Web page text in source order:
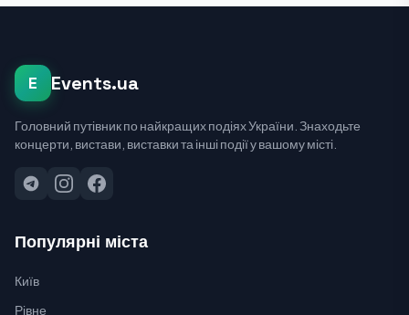
E Events.ua
Головний путівник по найкращих подіях України. Знаходьте
концерти, вистави, виставки та інші події у вашому місті.
Популярні міста
Київ
Рівне